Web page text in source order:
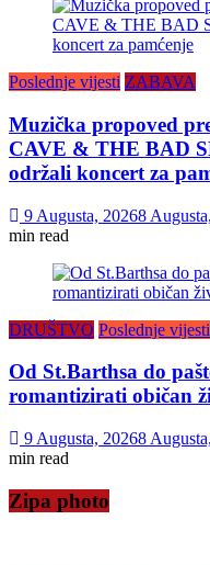
Poslednje vijesti ZABAVA
Muzička propoved
CAVE & THE BAD
održali koncert za
9 Augusta, 20268
min read
DRUŠTVO Poslednje vijesti
Od St.Barthsa do
romantizirati običan
9 Augusta, 20268
min read
Zipa photo